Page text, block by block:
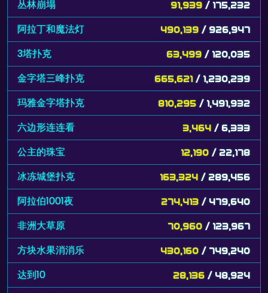
丛林崩塌 91,939 / 175,232
阿拉丁和魔法灯 490,139 / 926,947
3塔扑克 63,499 / 120,035
金字塔三峰扑克 665,621 / 1,230,239
玛雅金字塔扑克 810,295 / 1,491,932
六边形连连看 3,464 / 6,333
公主的珠宝 12,190 / 22,178
冰冻城堡扑克 163,324 / 289,456
阿拉伯1001夜 274,413 / 479,640
非洲大草原 70,960 / 123,967
方块水果消消乐 430,160 / 749,240
达到10 28,136 / 48,924